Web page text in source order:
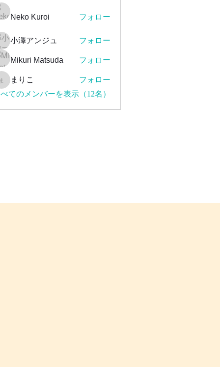
Neko Kuroi フォロー
小澤アンジュ フォロー
Mikuri Matsuda フォロー
まりこ
まりこ
フォロー
てのメンバーを表示（12名）